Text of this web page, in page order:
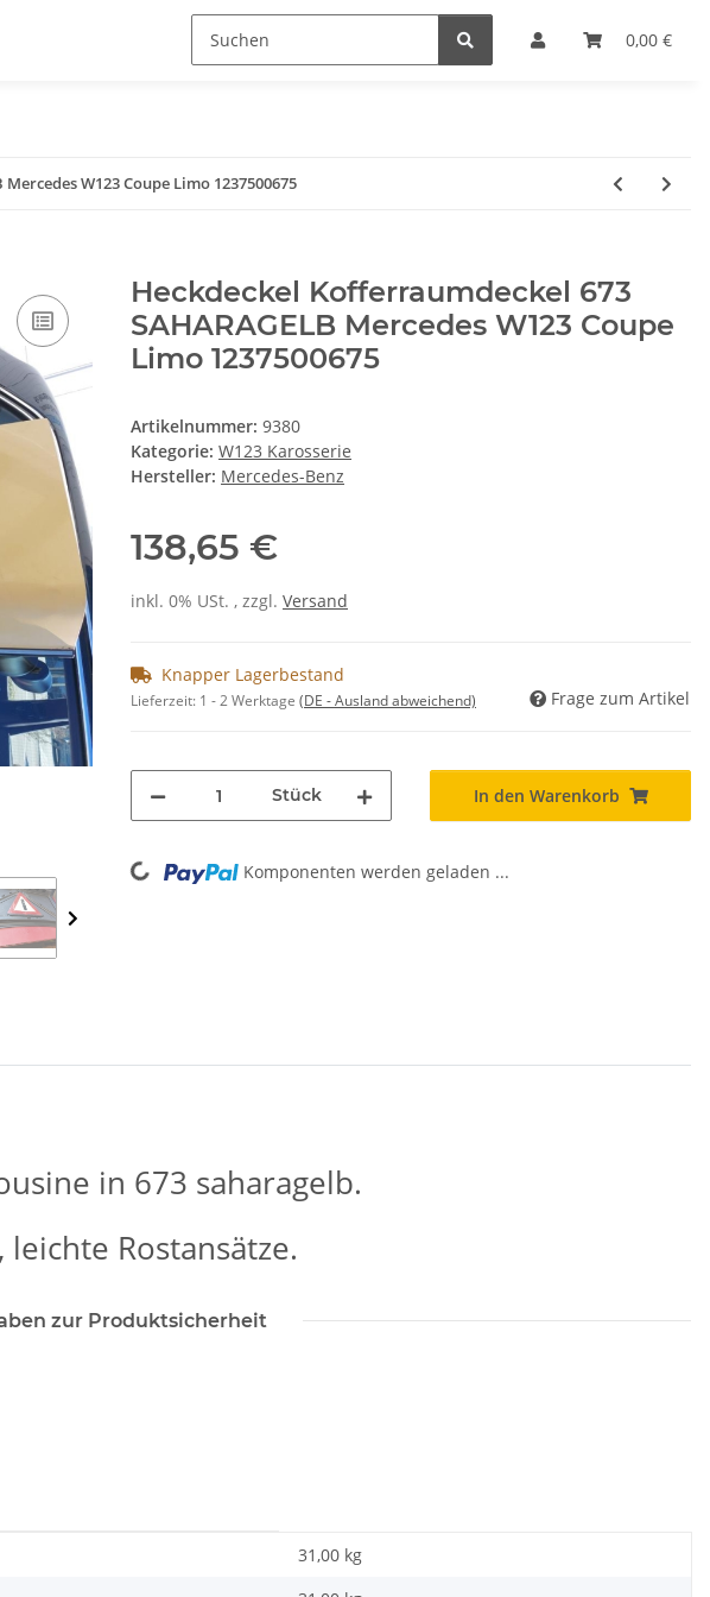
0,00 €
W123 Coupe Limo 1237500675
Heckdeckel Kofferraumdeckel 673
SAHARAGELB Mercedes W123 Coupe
Limo 1237500675
Artikelnummer: 9380
Kategorie: W123 Karosserie
Hersteller: Mercedes-Benz
138,65 €
inkl. 0% USt. , zzgl. Versand
Knapper Lagerbestand
Lieferzeit: 1 - 2 Werktage (DE - Ausland abweichend) Frage zum Artikel
Stück In den Warenkorb
Loading... Komponenten werden geladen ...
in 673 saharagelb.
Rostansätze.
zur Produktsicherheit
31,00 kg